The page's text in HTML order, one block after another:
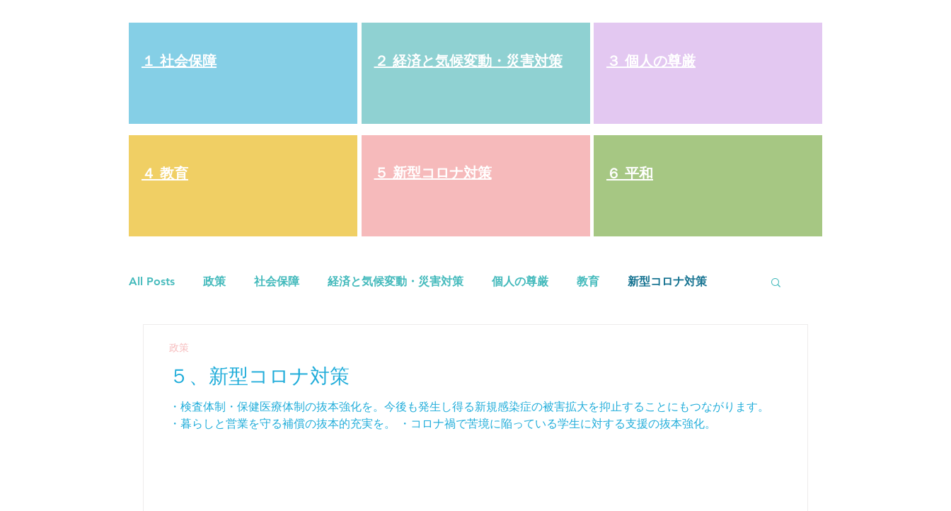
１ 社会保障
４ 教育
２ 経済と気候変動・災害対策
５ 新型コロナ対策
３ 個人の尊厳
６ 平和
All Posts 政策 社会保障 経済と気候変動・災害対策 個人の尊厳 教育 新型コロナ対策
５、新型コロナ対策
・検査体制・保健医療体制の抜本強化を。今後も発生し得る新規感染症の被害拡大を抑止することにもつながります。
・暮らしと営業を守る補償の抜本的充実を。 ・コロナ禍で苦境に陥っている学生に対する支援の抜本強化。
政策